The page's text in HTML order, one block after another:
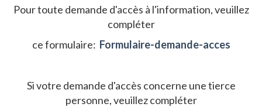
Pour toute demande d'accès à l'information, veuillez
compléter
ce formulaire: Formulaire-demande-acces
Si votre demande d'accès concerne une tierce
personne, veuillez compléter